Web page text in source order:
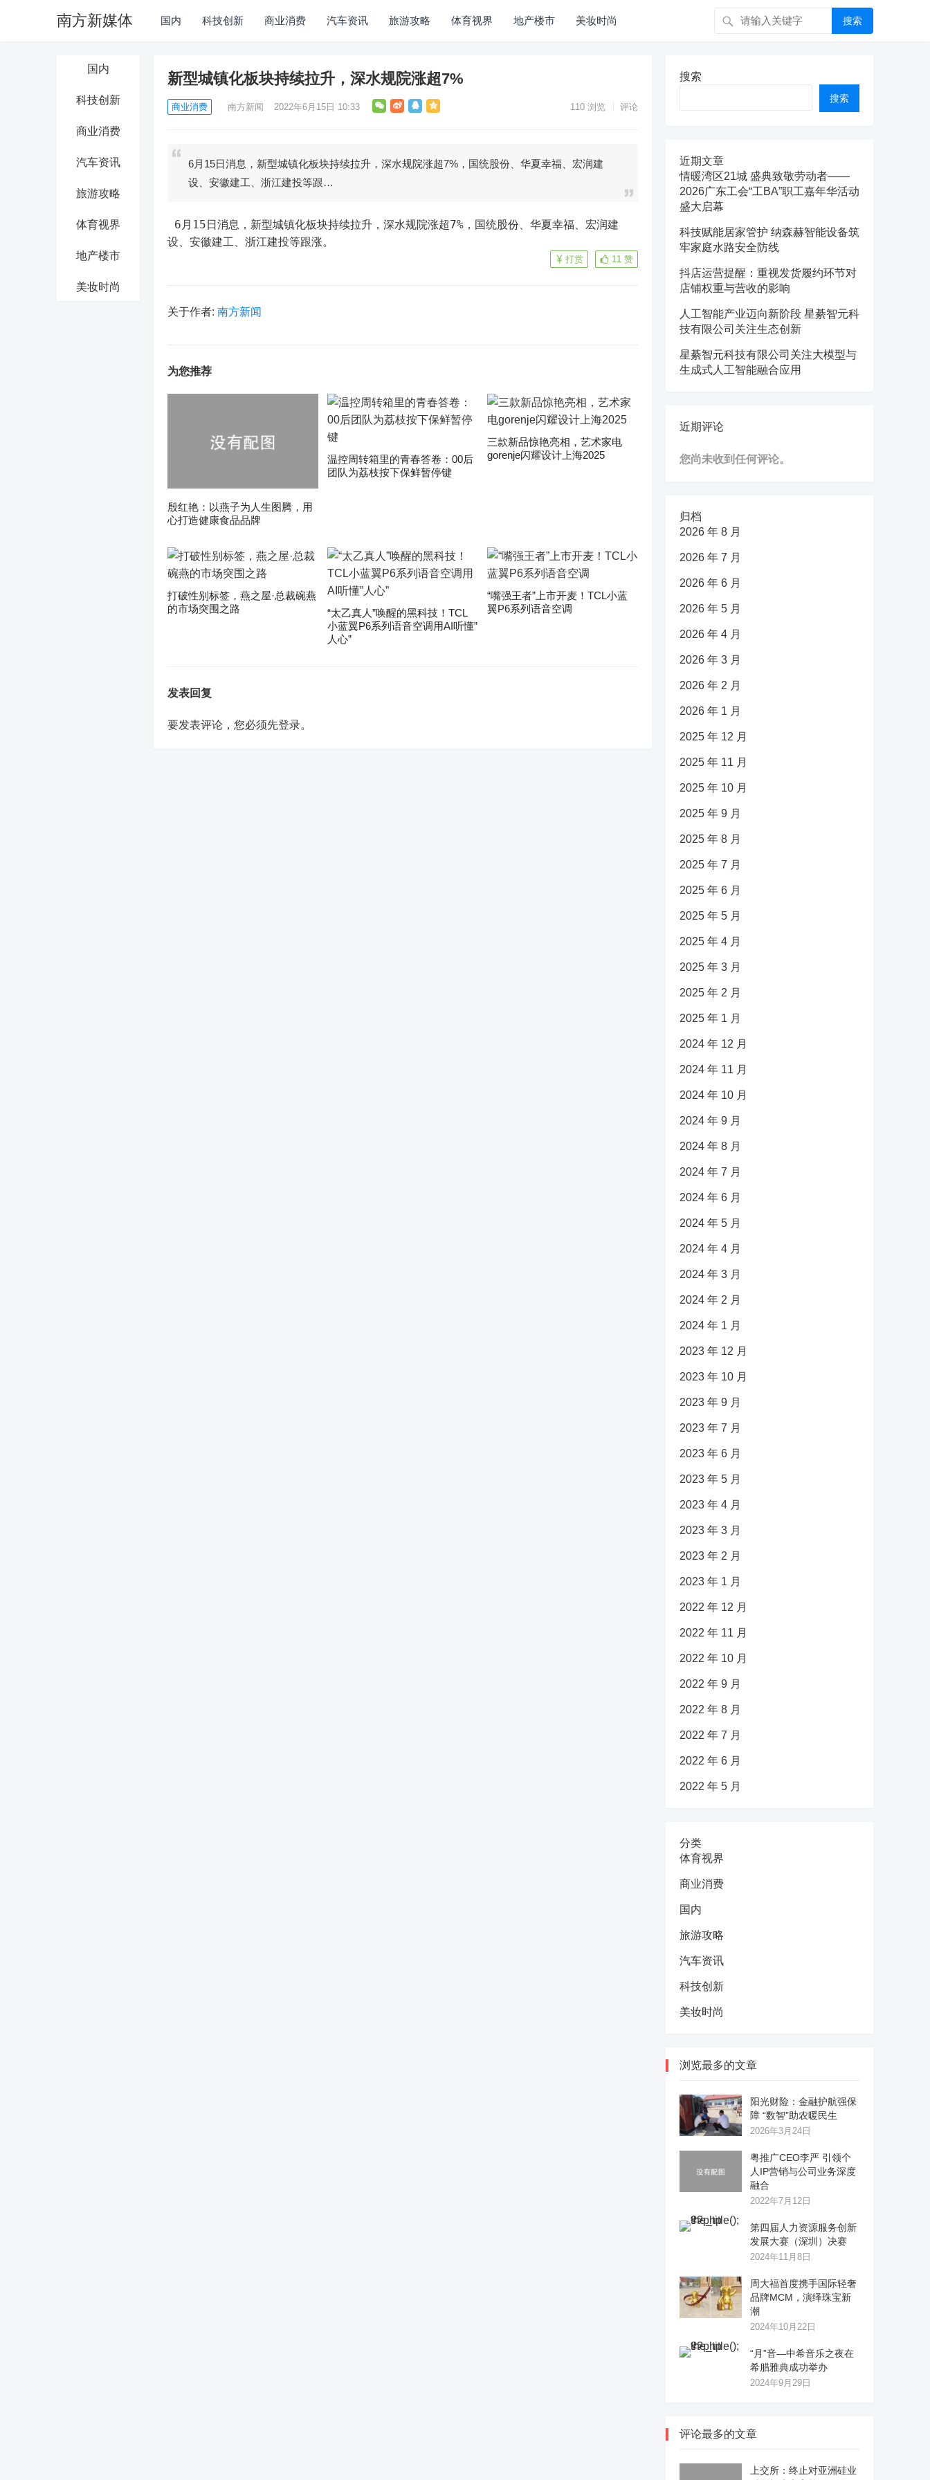
南方新媒体 国内 科技创新 商业消费 汽车资讯 旅游攻略 体育视界 地产楼市 美妆时尚 搜索
国内
科技创新
商业消费
汽车资讯
旅游攻略
体育视界
地产楼市
美妆时尚
新型城镇化板块持续拉升，深水规院涨超7%
商业消费 南方新闻 2022年6月15日 10:33 110 浏览 评论
6月15日消息，新型城镇化板块持续拉升，深水规院涨超7%，国统股份、华夏幸福、宏润建
设、安徽建工、浙江建投等跟…
设、安徽建工、浙江建投等跟涨。
11 赞
打赏
关于作者: 南方新闻
为您推荐
殷红艳：以燕子为人生图腾，用
心打造健康食品品牌
温控周转箱里的青春答卷：00后
团队为荔枝按下保鲜暂停键
三款新品惊艳亮相，艺术家电
gorenje闪耀设计上海2025
打破性别标签，燕之屋·总裁碗燕
的市场突围之路
“太乙真人”唤醒的黑科技！TCL
小蓝翼P6系列语音空调用AI听懂”
人心”
“嘴强王者”上市开麦！TCL小蓝
翼P6系列语音空调
发表回复
要发表评论，您必须先登录。
搜索
搜索
近期文章
情暖湾区21城 盛典致敬劳动者——
2026广东工会“工BA”职工嘉年华活动
盛大启幕
科技赋能居家管护 纳森赫智能设备筑
牢家庭水路安全防线
抖店运营提醒：重视发货履约环节对
店铺权重与营收的影响
人工智能产业迈向新阶段 星綦智元科
技有限公司关注生态创新
星綦智元科技有限公司关注大模型与
生成式人工智能融合应用
近期评论
您尚未收到任何评论。
归档
2026 年 8 月
2026 年 7 月
2026 年 6 月
2026 年 5 月
2026 年 4 月
2026 年 3 月
2026 年 2 月
2026 年 1 月
2025 年 12 月
2025 年 11 月
2025 年 10 月
2025 年 9 月
2025 年 8 月
2025 年 7 月
2025 年 6 月
2025 年 5 月
2025 年 4 月
2025 年 3 月
2025 年 2 月
2025 年 1 月
2024 年 12 月
2024 年 11 月
2024 年 10 月
2024 年 9 月
2024 年 8 月
2024 年 7 月
2024 年 6 月
2024 年 5 月
2024 年 4 月
2024 年 3 月
2024 年 2 月
2024 年 1 月
2023 年 12 月
2023 年 10 月
2023 年 9 月
2023 年 7 月
2023 年 6 月
2023 年 5 月
2023 年 4 月
2023 年 3 月
2023 年 2 月
2023 年 1 月
2022 年 12 月
2022 年 11 月
2022 年 10 月
2022 年 9 月
2022 年 8 月
2022 年 7 月
2022 年 6 月
2022 年 5 月
分类
体育视界
商业消费
国内
旅游攻略
汽车资讯
科技创新
美妆时尚
浏览最多的文章
阳光财险：金融护航强保
障 “数智”助农暖民生
2026年3月24日
粤推广CEO李严 引领个
人IP营销与公司业务深度
融合
2022年7月12日
第四届人力资源服务创新
发展大赛（深圳）决赛
2024年11月8日
周大福首度携手国际轻奢
品牌MCM，演绎珠宝新
潮
2024年10月22日
“月”音—中希音乐之夜在
希腊雅典成功举办
2024年9月29日
评论最多的文章
上交所：终止对亚洲硅业